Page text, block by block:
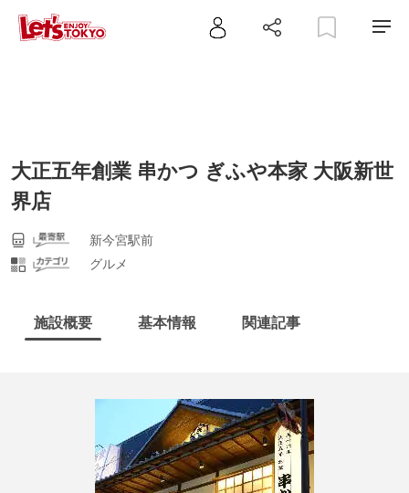
大正五年創業 串かつ ぎふや本家 大阪新世
界店
新今宮駅前
グルメ
施設概要 基本情報 関連記事